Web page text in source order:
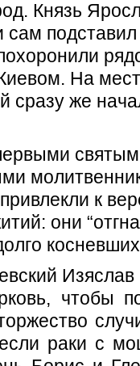
Князь
сам
На
сразу же
к
они
чтобы
раки с